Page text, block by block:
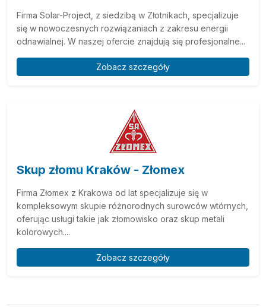
Firma Solar-Project, z siedzibą w Złotnikach, specjalizuje
się w nowoczesnych rozwiązaniach z zakresu energii
odnawialnej. W naszej ofercie znajdują się profesjonalne...
Zobacz szczegóły
Skup złomu Kraków - Złomex
Firma Złomex z Krakowa od lat specjalizuje się w
kompleksowym skupie różnorodnych surowców wtórnych,
oferując usługi takie jak złomowisko oraz skup metali
kolorowych....
Zobacz szczegóły